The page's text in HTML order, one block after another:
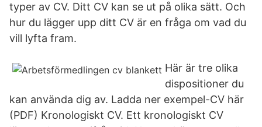
typer av CV. Ditt CV kan se ut på olika sätt. Och
hur du lägger upp ditt CV är en fråga om vad du
vill lyfta fram.
Här är tre olika
dispositioner du
kan använda dig av. Ladda ner exempel-CV här
(PDF) Kronologiskt CV. Ett kronologiskt CV